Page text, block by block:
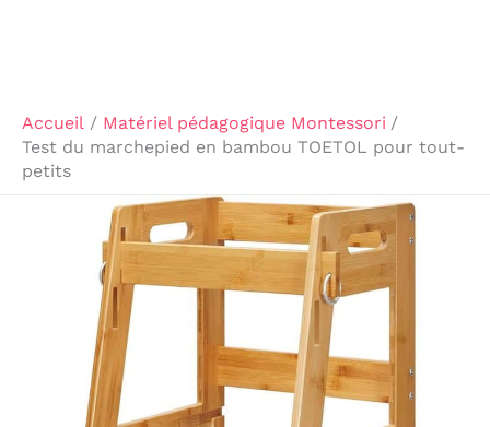
Accueil
Matériel pédagogique Montessori
Test du marchepied en bambou TOETOL pour tout-
petits